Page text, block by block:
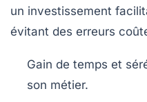
un investissement
évitant des erreurs
Gain de temps et
son métier.